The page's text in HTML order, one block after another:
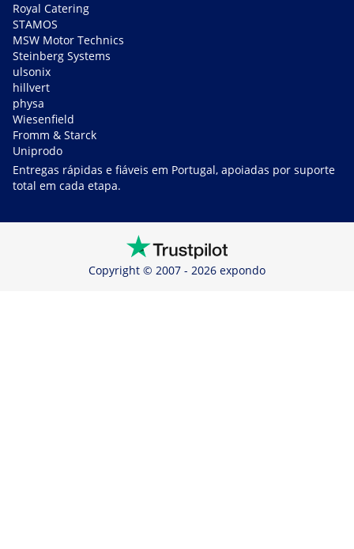
Royal Catering
STAMOS
MSW Motor Technics
Steinberg Systems
ulsonix
hillvert
physa
Wiesenfield
Fromm & Starck
Uniprodo
Entregas rápidas e fiáveis em Portugal, apoiadas por suporte
total em cada etapa.
Copyright © 2007 - 2026 expondo